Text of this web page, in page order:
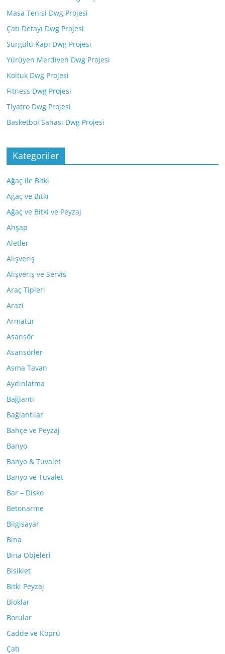
Masa Tenisi Dwg Projesi
Çatı Detayı Dwg Projesi
Sürgülü Kapı Dwg Projesi
Yürüyen Merdiven Dwg Projesi
Koltuk Dwg Projesi
Fitness Dwg Projesi
Tiyatro Dwg Projesi
Basketbol Sahası Dwg Projesi
Kategoriler
Ağaç ile Bitki
Ağaç ve Bitki
Ağaç ve Bitki ve Peyzaj
Ahşap
Aletler
Alışveriş
Alışveriş ve Servis
Araç Tipleri
Arazi
Armatür
Asansör
Asansörler
Asma Tavan
Aydınlatma
Bağlantı
Bağlantılar
Bahçe ve Peyzaj
Banyo
Banyo & Tuvalet
Banyo ve Tuvalet
Bar – Disko
Betonarme
Bilgisayar
Bina
Bina Objeleri
Bisiklet
Bitki Peyzaj
Bloklar
Borular
Cadde ve Köprü
Çatı